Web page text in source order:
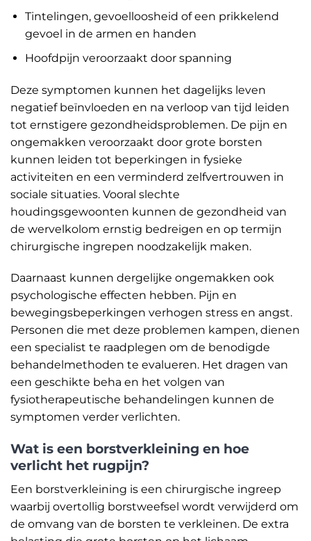
Tintelingen, gevoelloosheid of een prikkelend
gevoel in de armen en handen
Hoofdpijn veroorzaakt door spanning
Deze symptomen kunnen het dagelijks leven
negatief beïnvloeden en na verloop van tijd leiden
tot ernstigere gezondheidsproblemen. De pijn en
ongemakken veroorzaakt door grote borsten
kunnen leiden tot beperkingen in fysieke
activiteiten en een verminderd zelfvertrouwen in
sociale situaties. Vooral slechte
houdingsgewoonten kunnen de gezondheid van
de wervelkolom ernstig bedreigen en op termijn
chirurgische ingrepen noodzakelijk maken.
Daarnaast kunnen dergelijke ongemakken ook
psychologische effecten hebben. Pijn en
bewegingsbeperkingen verhogen stress en angst.
Personen die met deze problemen kampen, dienen
een specialist te raadplegen om de benodigde
behandelmethoden te evalueren. Het dragen van
een geschikte beha en het volgen van
fysiotherapeutische behandelingen kunnen de
symptomen verder verlichten.
Wat is een borstverkleining en hoe
verlicht het rugpijn?
Een borstverkleining is een chirurgische ingreep
waarbij overtollig borstweefsel wordt verwijderd om
de omvang van de borsten te verkleinen. De extra